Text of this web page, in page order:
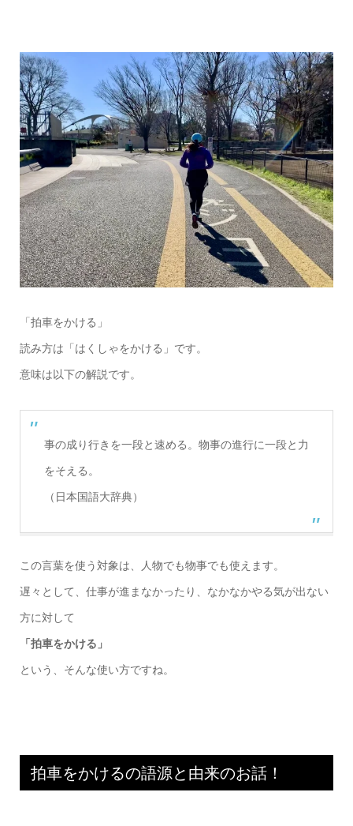
「拍車をかける」
読み方は「はくしゃをかける」です。
意味は以下の解説です。
事の成り行きを一段と速める。物事の進行に一段と力
をそえる。
（日本国語大辞典）
この言葉を使う対象は、人物でも物事でも使えます。
遅々として、仕事が進まなかったり、なかなかやる気が出ない
方に対して
「拍車をかける」
という、そんな使い方ですね。
拍車をかけるの語源と由来のお話！